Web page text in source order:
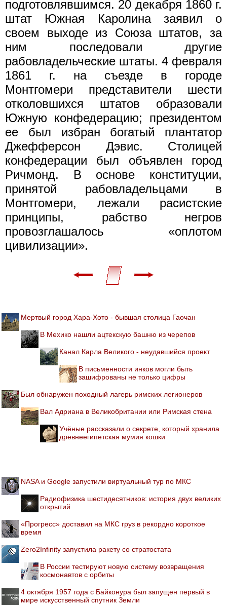
подготовлявшимся. 20 декабря 1860 г.
штат Южная Каролина заявил о
своем выходе из Союза штатов, за
ним последовали другие
рабовладельческие штаты. 4 февраля
1861 г. на съезде в городе
Монтгомери представители шести
отколовшихся штатов образовали
Южную конфедерацию; президентом
ее был избран богатый плантатор
Джефферсон Дэвис. Столицей
конфедерации был объявлен город
Ричмонд. В основе конституции,
принятой рабовладельцами в
Монтгомери, лежали расистские
принципы, рабство негров
провозглашалось «оплотом
цивилизации».
Мертвый город Хара-Хото - бывшая столица Гаочан
В Мехико нашли ацтекскую башню из черепов
Канал Карла Великого - неудавшийся проект
В письменности инков могли быть
зашифрованы не только цифры
Был обнаружен походный лагерь римских легионеров
Вал Адриана в Великобритании или Римская стена
Учёные рассказали о секрете, который хранила
древнеегипетская мумия кошки
NASA и Google запустили виртуальный тур по МКС
Радиофизика шестидесятников: история двух великих
открытий
«Прогресс» доставил на МКС груз в рекордно короткое
время
Zero2Infinity запустила ракету со стратостата
В России тестируют новую систему возвращения
космонавтов с орбиты
4 октября 1957 года с Байконура был запущен первый в
мире искусственный спутник Земли